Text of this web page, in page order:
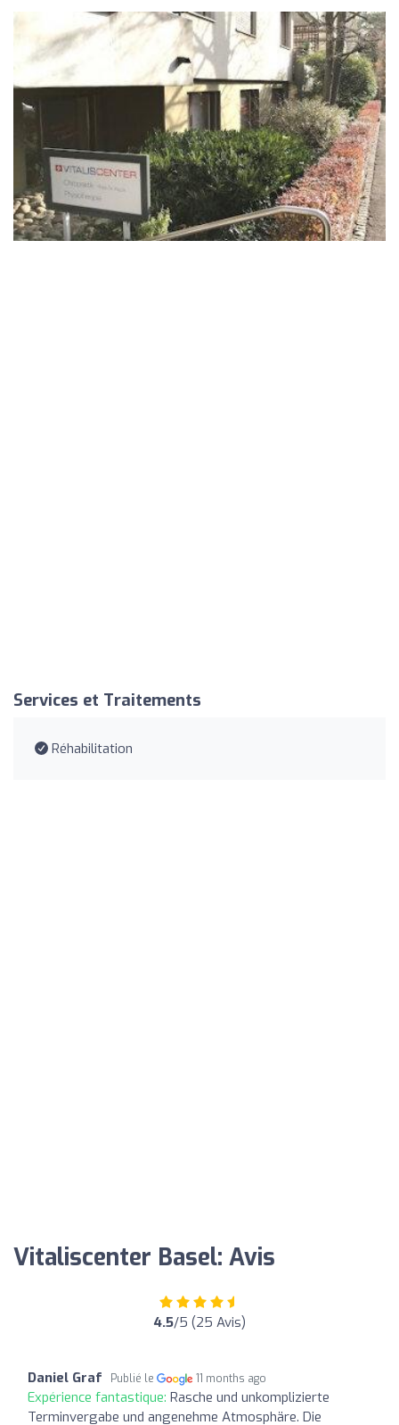
Services et Traitements
Réhabilitation
Vitaliscenter Basel: Avis
4.5/5 (25 Avis)
Daniel Graf Publié le 11 months ago
Expérience fantastique: Rasche und unkomplizierte
Terminvergabe und angenehme Atmosphäre. Die